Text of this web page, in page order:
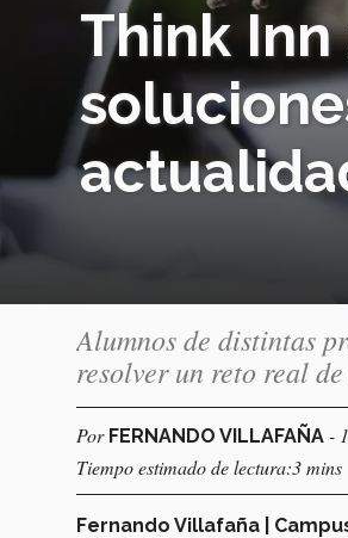
Think Inn
Alumnos de distintas
resolver un reto real
Por FERNANDO VILLAFAÑA -
Tiempo estimado de lectura:3 mins
Fernando Villafaña |